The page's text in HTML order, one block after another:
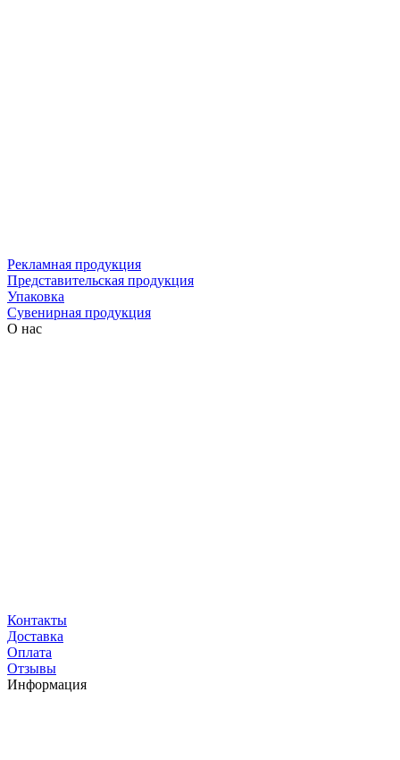
Рекламная продукция
Представительская продукция
Упаковка
Сувенирная продукция
О нас
Контакты
Доставка
Оплата
Отзывы
Информация